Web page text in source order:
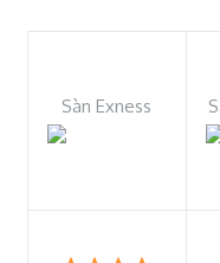
Sàn Exness